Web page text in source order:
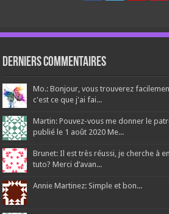
Derniers Commentaires
Mo.: Bonjour, vous trouverez
c'est ce que j'ai fai...
Martin: Pouvez-vous me donner le
publié le 1 août 2020 Me...
Brunet: Il est très réussi, je cherche à
tuto? Merci d’avan...
Annie Martinez: Simple et bon...